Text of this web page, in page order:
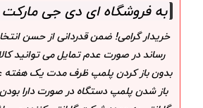
به فروشگاه ای دی جی
خریدار گرامی! ضمن قدردانی از حسن
رساند در صورت عدم تمایل می توانید
بدون باز کردن پلمپ ظرف مدت یک هفته
باز شدن پلمپ دستگاه در صورت دارا